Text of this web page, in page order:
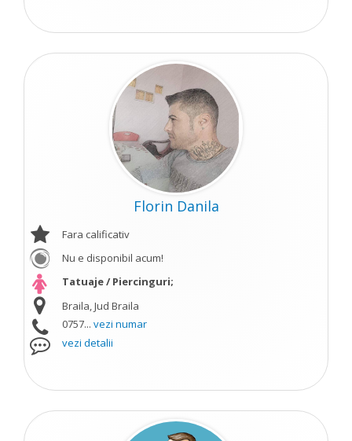
Florin Danila
Fara calificativ
Nu e disponibil acum!
Tatuaje / Piercinguri;
Braila, Jud Braila
0757... vezi numar
vezi detalii